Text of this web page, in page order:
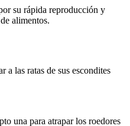
su rápida reproducción y
alimentos.
a las ratas de sus escondites
una para atrapar los roedores